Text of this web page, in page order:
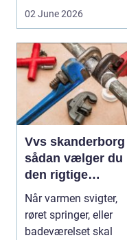
02 June 2026
Vvs skanderborg
sådan vælger du
den rigtige
installatør
Når varmen svigter,
røret springer, eller
badeværelset skal